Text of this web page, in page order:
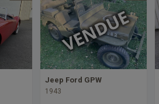
Jeep Ford GPW
1943